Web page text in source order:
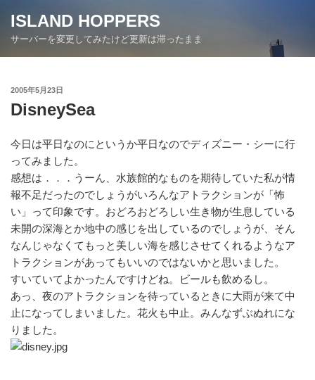
ン
ISLAND HOPPERS
サーバーを変更してみたけど更新は滞ったまま
投
稿
日:
2005年5月23日
DisneySea
今日は平日なのにというか平日なのでディズニー・シーに行
ってみました。
感想は．．．うーん、水族館的なものを期待していた私が情
報不足だったのでしょうがいろんなアトラクションが「怖
い」って印象です。おどろおどろしい生き物が生息している
未開の深海とか地中の感じを出しているのでしょうが、そん
なんじゃなくてもっと美しい海を感じさせてくれるようなア
トラクションがあってもいいのではないかと思いました。
すいていてよかったんですけどね。ビールも飲めるし。
あっ、夜のアトラクションを待っているときに大雨が来て中
止になってしまいました。花火も中止。みんなずぶぬれにな
りました。